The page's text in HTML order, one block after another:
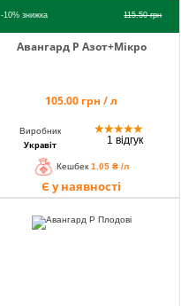
-10%знижка 115.50грн
Авангард Р Азот+Мікро
105.00 грн / л
Виробник
Укравіт
★★★★★
1 відгук
Кешбек 1.05 ₴ /л
Є у наявності